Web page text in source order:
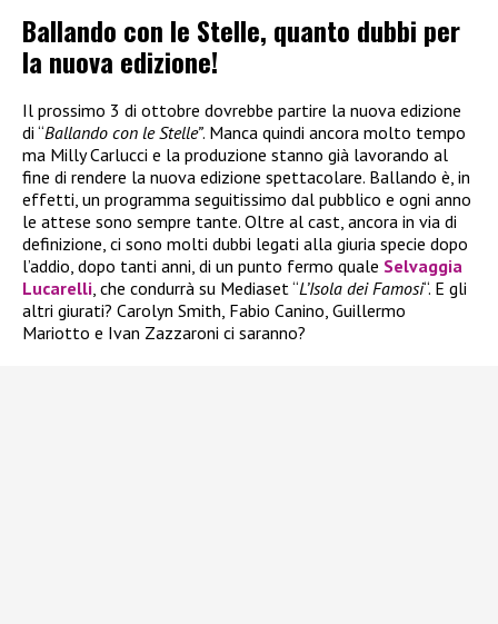
Ballando con le Stelle, quanto dubbi per
la nuova edizione!
Il prossimo 3 di ottobre dovrebbe partire la nuova edizione
di “Ballando con le Stelle”. Manca quindi ancora molto tempo
ma Milly Carlucci e la produzione stanno già lavorando al
fine di rendere la nuova edizione spettacolare. Ballando è, in
effetti, un programma seguitissimo dal pubblico e ogni anno
le attese sono sempre tante. Oltre al cast, ancora in via di
definizione, ci sono molti dubbi legati alla giuria specie dopo
l’addio, dopo tanti anni, di un punto fermo quale Selvaggia
Lucarelli, che condurrà su Mediaset “L’Isola dei Famosi“. E gli
altri giurati? Carolyn Smith, Fabio Canino, Guillermo
Mariotto e Ivan Zazzaroni ci saranno?